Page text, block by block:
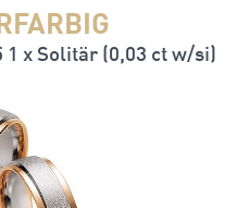
1 x Solitär (0,03 ct w/si)